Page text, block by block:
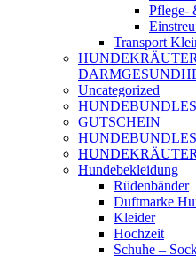
Pflege-
Transport
Uncategorized
GUTSCHEIN
Hundebekleidung
Rüdenbänder
Duftmarke
Kleider
Hochzeit
Schuhe –